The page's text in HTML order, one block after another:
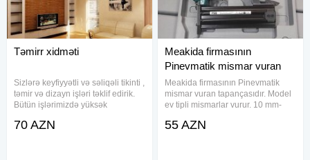
Təmirr xidməti
Sizlərə keyfiyyətli və səliqəli tikinti ,
təmir və dizayn işləri təklif edirik.
Bütün işlərimizdə yüksək
Ukrayna istehsalı olan
70 AZN
Meakida firmasının
Pinevmatik mismar vuran
tapançası
Meakida firmasının Pinevmatik
mismar vuran tapançasıdır. Model
ev tipli mismarlar vurur. 10 mm-
ölçülərdə olan mismarlarda
55 AZN